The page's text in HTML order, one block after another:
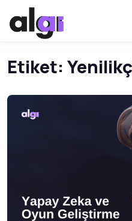
Etiket: